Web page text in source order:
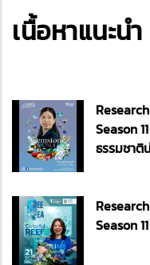
เนื้อหาแนะนำ
Season
ธรรมชาติ
Season